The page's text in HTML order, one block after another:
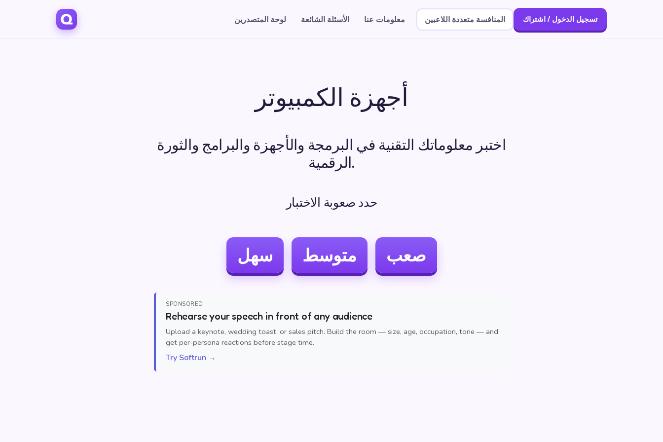
لوحة المتصدرين الأسئلة الشائعة معلومات عنا المنافسة متعددة اللاعبين تسجيل الدخول / اشتراك
أجهزة الكمبيوتر
اختبر معلوماتك التقنية في البرمجة والأجهزة والبرامج والثورة
الرقمية.
حدد صعوبة الاختبار
سهل متوسط صعب
SPONSORED
Rehearse your speech in front of any audience
Upload a keynote, wedding toast, or sales pitch. Build the room — size, age, occupation, tone — and
get per-persona reactions before stage time.
Try Softrun →